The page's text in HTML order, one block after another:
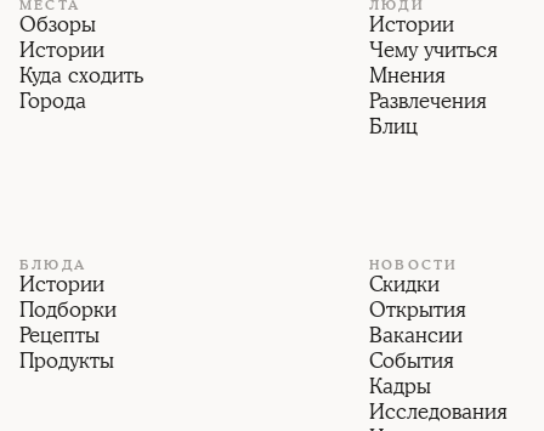
МЕСТА
Обзоры
Истории
Куда сходить
Города
ЛЮДИ
Истории
Чему учиться
Мнения
Развлечения
Блиц
БЛЮДА
Истории
Подборки
Рецепты
Продукты
НОВОСТИ
Скидки
Открытия
Вакансии
События
Кадры
Исследования